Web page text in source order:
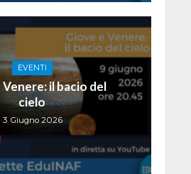
EVENTI
Venere: il bacio del
cielo
3 Giugno 2026